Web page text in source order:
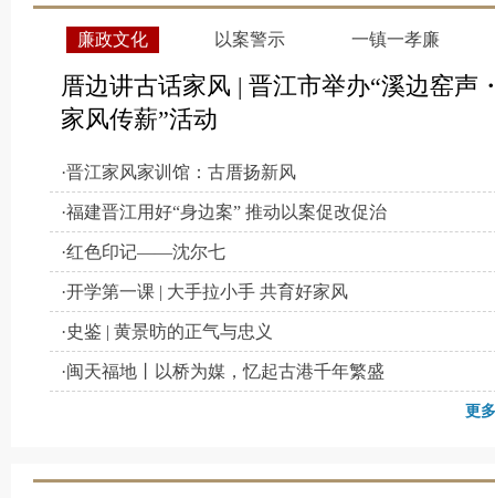
廉政文化 以案警示 一镇一孝廉
厝边讲古话家风 | 晋江市举办“溪边窑声
家风传薪”活动
·晋江家风家训馆：古厝扬新风
·福建晋江用好“身边案” 推动以案促改促治
·红色印记——沈尔七
·开学第一课 | 大手拉小手 共育好家风
·史鉴 | 黄景昉的正气与忠义
·闽天福地丨以桥为媒，忆起古港千年繁盛
更